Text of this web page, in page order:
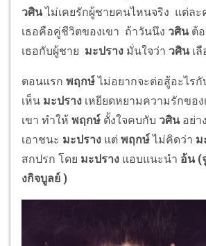
วศินไม่เคยรักผู้ชายคนไหนจริง แต่ล
เธอคือคู่ชีวิตของเขา ถ้าวันนึง วศิน ต้
เธอกับผู้ชาย มะปราง มั่นใจว่า วศินเลื
ตอนแรก พฤกษ์ไม่อยากจะต่อสู้อะไรกั
เห็น มะปราง เหยียดหยามความรักขอ
เขา ทำให้ พฤกษ์ ตั้งใจคบกับ วศิน อย่า
เอาชนะ มะปราง แต่ พฤกษ์ไม่คิดว่า ม
สกปรก โดย มะปราง แอบแนะนำ อ้น (
งกิจบูลย์ )